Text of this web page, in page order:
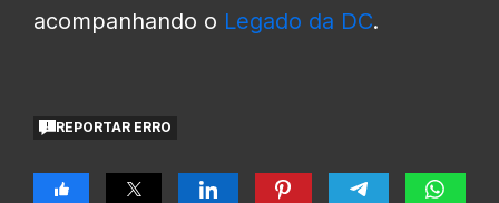
acompanhando o Legado da DC.
REPORTAR ERRO